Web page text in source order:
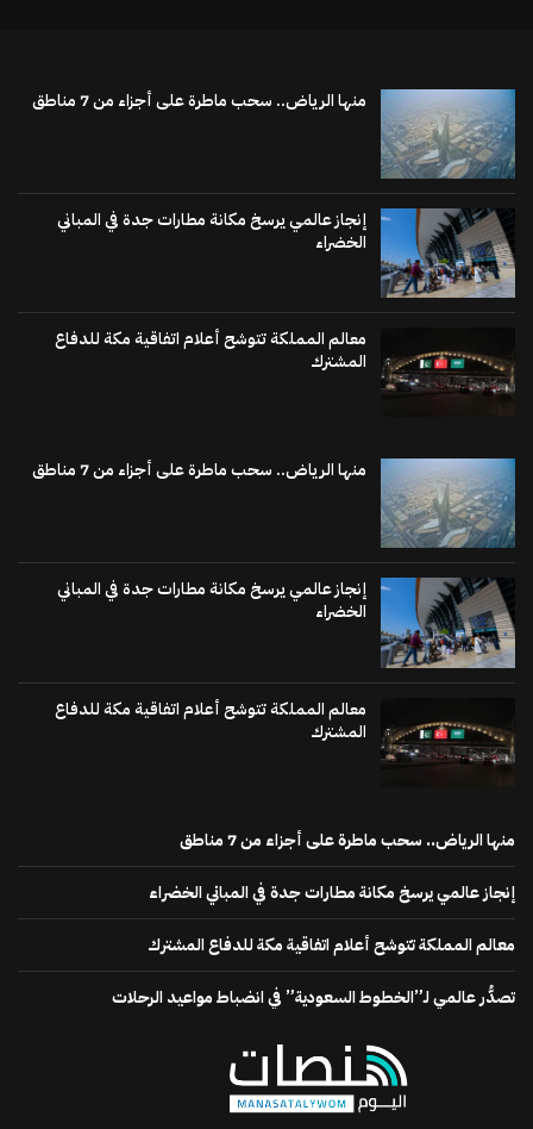
منها الرياض.. سحب ماطرة على أجزاء من 7 مناطق
إنجاز عالمي يرسخ مكانة مطارات جدة في المباني
الخضراء
معالم المملكة تتوشح أعلام اتفاقية مكة للدفاع
المشترك
منها الرياض.. سحب ماطرة على أجزاء من 7 مناطق
إنجاز عالمي يرسخ مكانة مطارات جدة في المباني
الخضراء
معالم المملكة تتوشح أعلام اتفاقية مكة للدفاع
المشترك
منها الرياض.. سحب ماطرة على أجزاء من 7 مناطق
إنجاز عالمي يرسخ مكانة مطارات جدة في المباني الخضراء
معالم المملكة تتوشح أعلام اتفاقية مكة للدفاع المشترك
تصدُّر عالمي لـ”الخطوط السعودية” في انضباط مواعيد الرحلات